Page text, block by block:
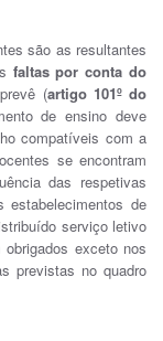
são as resultantes
faltas por conta do
(artigo 101º do
de ensino deve
compatíveis com a
se encontram
das respetivas
estabelecimentos de
serviço letivo
exceto nos
previstas no quadro